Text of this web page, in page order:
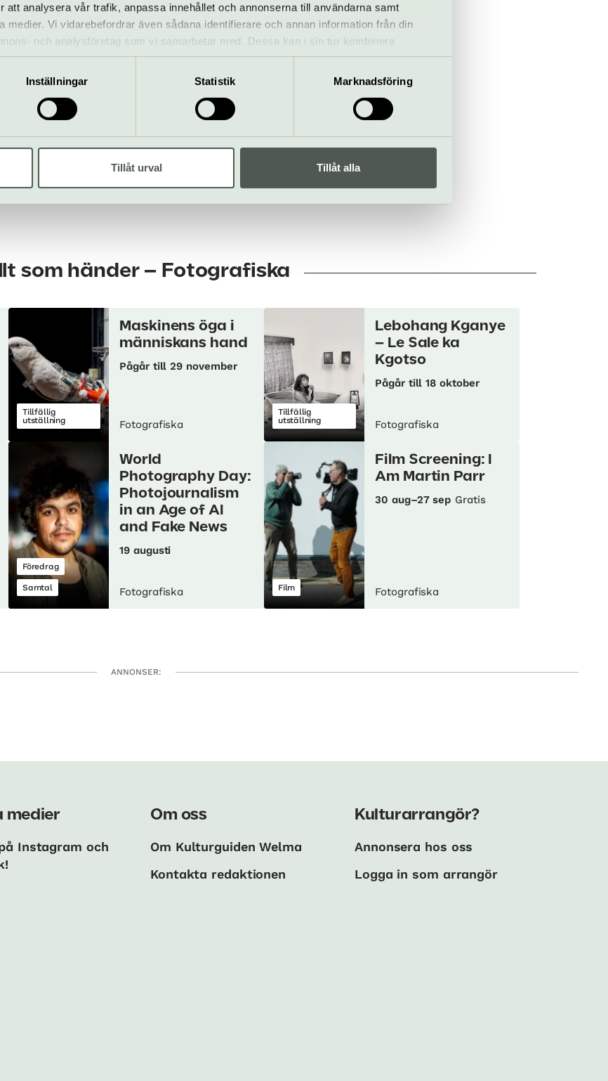
att analysera vår trafik, anpassa innehållet och annonserna till användarna samt
medier. Vi vidarebefordrar även sådana identifierare och annan information från din
och analysföretag som vi samarbetar med. Dessa kan i sin tur kombinera
som du har tillhandahållit eller som de har samlat in när du har använt deras tjänster.
Inställningar Statistik Marknadsföring
Tillåt urval Tillåt alla
22, Södermalm
hello.stockholm@fotografiska.com
08-50 900 500
som händer – Fotografiska
Tillfällig
utställning
Maskinens öga i
människans hand
Pågår till 29 november
Fotografiska
Tillfällig
utställning
Lebohang Kganye
– Le Sale ka
Kgotso
Pågår till 18 oktober
Fotografiska
Föredrag
Samtal
World
Photography Day:
Photojournalism
in an Age of AI
and Fake News
19 augusti
Fotografiska Film
Film Screening: I
Am Martin Parr
30 aug–27 sep Gratis
Fotografiska
ANNONSER:
medier
Instagram och
Om oss
Om Kulturguiden Welma
Kontakta redaktionen
Kulturarrangör?
Annonsera hos oss
Logga in som arrangör